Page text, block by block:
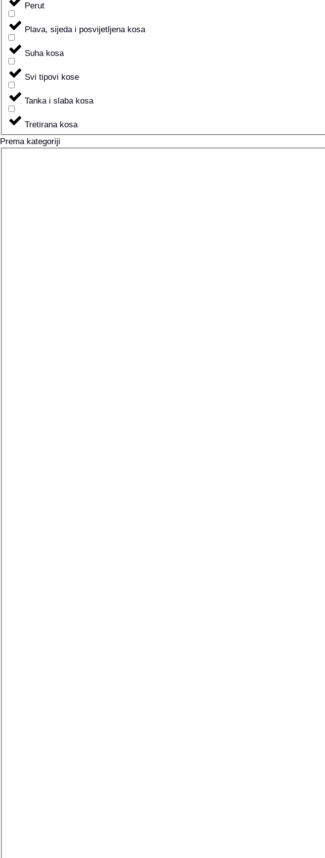
Perut
Plava, sijeda i posvijetljena kosa
Suha kosa
Svi tipovi kose
Tanka i slaba kosa
Tretirana kosa
Prema kategoriji